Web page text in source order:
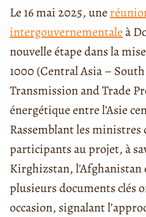
Le 16 mai 2025, une
intergouvernementaleà
nouvelle étape dans la
1000 (Central Asia –
Transmission and Trade
énergétique entre l’Asie
Rassemblant les ministres
participants au projet, à
Kirghizstan, l'Afghanistan
plusieurs documents clés
occasion, signalant